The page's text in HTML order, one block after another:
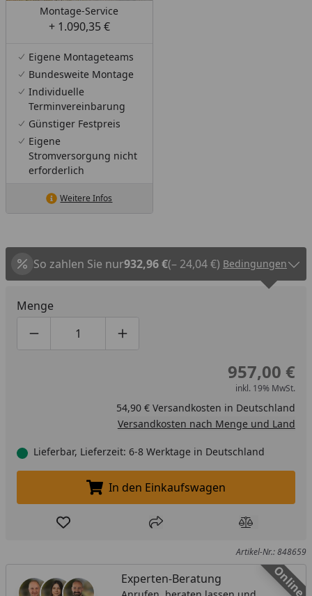
Montage-Service
+ 1.090,35 €
Eigene Montageteams
Bundesweite Montage
Individuelle
Terminvereinbarung
Günstiger Festpreis
Eigene
Stromversorgung nicht
erforderlich
Weitere Infos
So zahlen Sie nur932,96 €(– 24,04 €) Bedingungen
Menge
Produktmenge um eins verringern
Produktmenge manuell eingeben
Produktmenge um eins erhöhen
957,00 €
inkl. 19% MwSt.
54,90 € Versandkosten in Deutschland
Versandkosten nach Menge und Land
Lieferbar, Lieferzeit: 6-8 Werktage in Deutschland
In den Einkaufswagen legen
In den Einkaufswagen
Produkt zur Wunschliste hinzufügen
Teilen Produkt
Artikel-Nr.: 848659
Online
Experten-Beratung